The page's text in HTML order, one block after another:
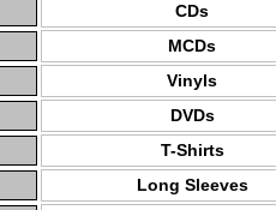
CDs
MCDs
Vinyls
DVDs
T-Shirts
Long Sleeves